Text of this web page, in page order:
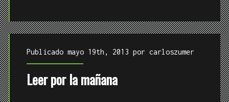
Publicado mayo 19th, 2013 por carloszumer
Leer por la mañana